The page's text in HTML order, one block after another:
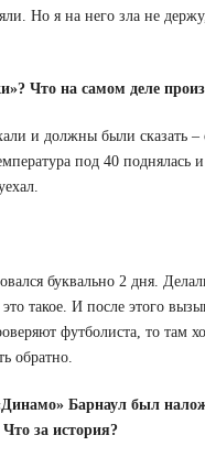
Но я на него зла не
Что на самом деле
и должны были сказать
под 40
буквально 2 дня.
такое. И после этого
футболиста, то там
обратно.
Барнаул был
за история?